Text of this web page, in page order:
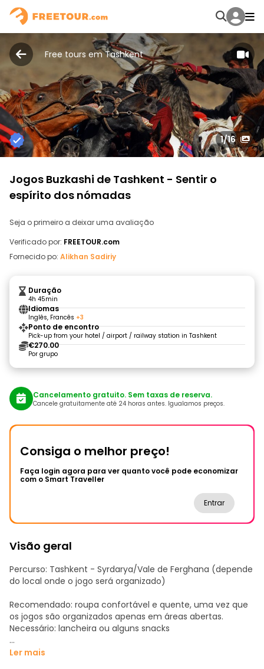
Free tours em Tashkent
1/16
Jogos Buzkashi de Tashkent - Sentir o
espírito dos nómadas
Seja o primeiro a deixar uma avaliação
Verificado por: FREETOUR.com
Fornecido po: Alikhan Sadiriy
Duração
4h 45min
Idiomas
Inglês, Francês +3
Ponto de encontro
Pick-up from your hotel / airport / railway station in Tashkent
€270.00
Por grupo
Cancelamento gratuito. Sem taxas de reserva.
Cancele gratuitamente até 24 horas antes. Igualamos preços.
Consiga o melhor preço!
Faça login agora para ver quanto você pode economizar
com o Smart Traveller
Entrar
Visão geral
Percurso: Tashkent - Syrdarya/Vale de Ferghana (depende
do local onde o jogo será organizado)
Recomendado: roupa confortável e quente, uma vez que
os jogos são organizados apenas em áreas abertas.
Necessário: lancheira ou alguns snacks
Descrição:
Ler mais